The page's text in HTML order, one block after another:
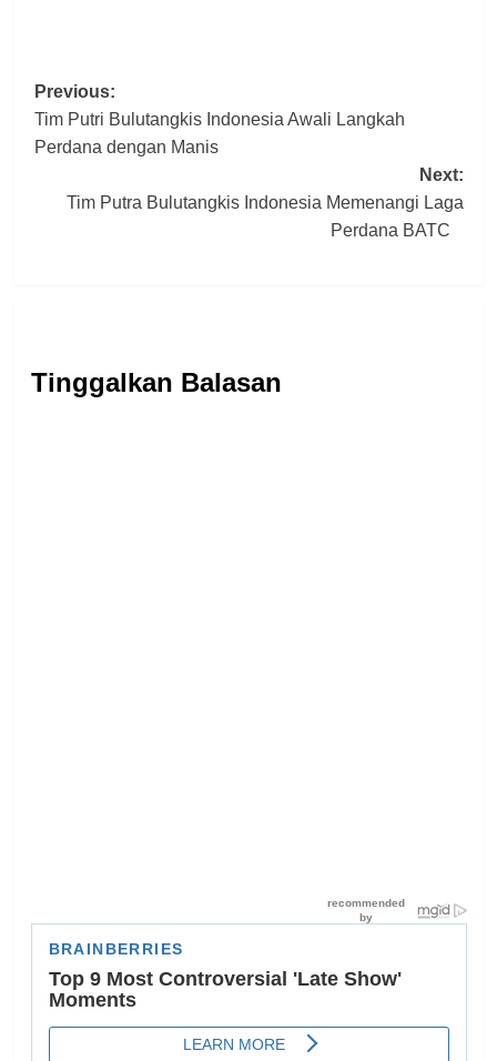
Post
navigation
Previous:
Tim Putri Bulutangkis Indonesia Awali Langkah
Perdana dengan Manis
Next:
Tim Putra Bulutangkis Indonesia Memenangi Laga
Perdana BATC
Tinggalkan Balasan